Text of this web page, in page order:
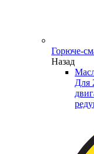
Горюче-
Назад
Для